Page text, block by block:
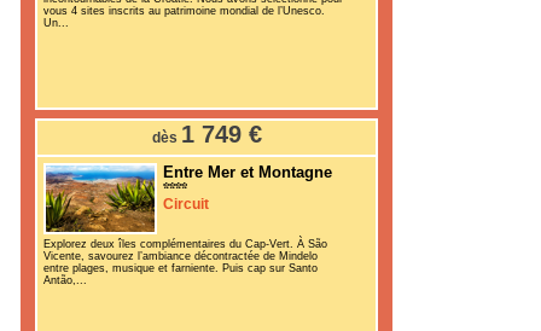
vous 4 sites inscrits au patrimoine mondial de l’Unesco.
Un...
dès 1 749 €
Entre Mer et Montagne
Circuit
Explorez deux îles complémentaires du Cap-Vert. À São
Vicente, savourez l’ambiance décontractée de Mindelo
entre plages, musique et farniente. Puis cap sur Santo
Antão,...